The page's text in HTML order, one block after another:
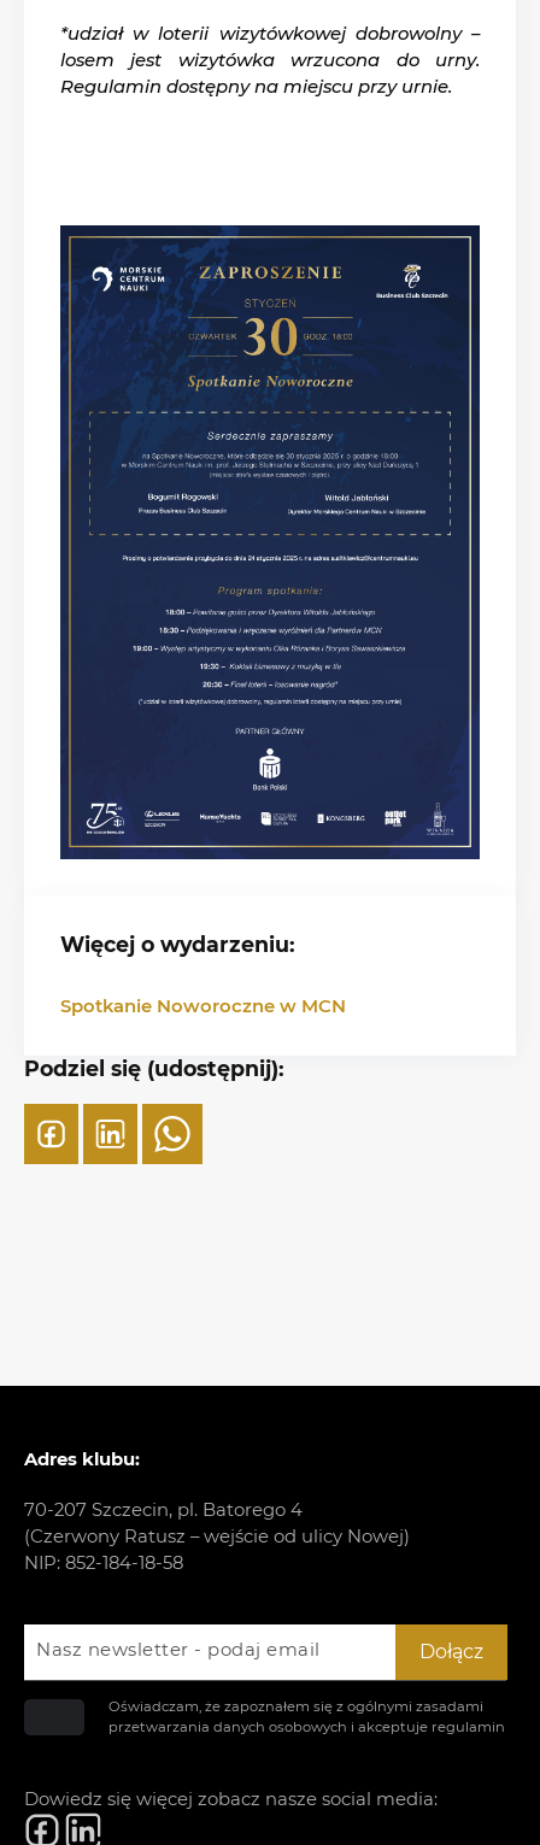
*udział w loterii wizytówkowej dobrowolny –
losem jest wizytówka wrzucona do urny.
Regulamin dostępny na miejscu przy urnie.
Więcej o wydarzeniu:
Spotkanie Noworoczne w MCN
Podziel się (udostępnij):
Adres klubu:
70-207 Szczecin, pl. Batorego 4
(Czerwony Ratusz – wejście od ulicy Nowej)
NIP: 852-184-18-58
Nasz newsletter - podaj email
Oświadczam, że zapoznałem się z ogólnymi zasadami
przetwarzania danych osobowych i akceptuje regulamin
Dołącz
Dowiedz się więcej zobacz nasze social media: